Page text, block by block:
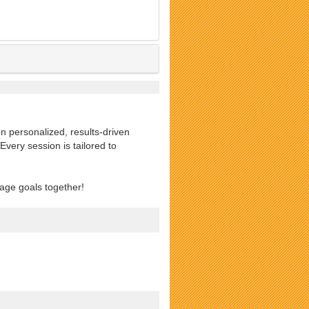
personalized, results-driven
session is tailored to
goals together!